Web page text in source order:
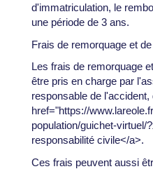
d'immatriculation, le
une période de 3 ans.
Frais de remorquage et
Les frais de remorquage
être pris en charge par
responsable de
href="https://
population/guichet-virtuel/
responsabilité civile</a>.
Ces frais peuvent aussi